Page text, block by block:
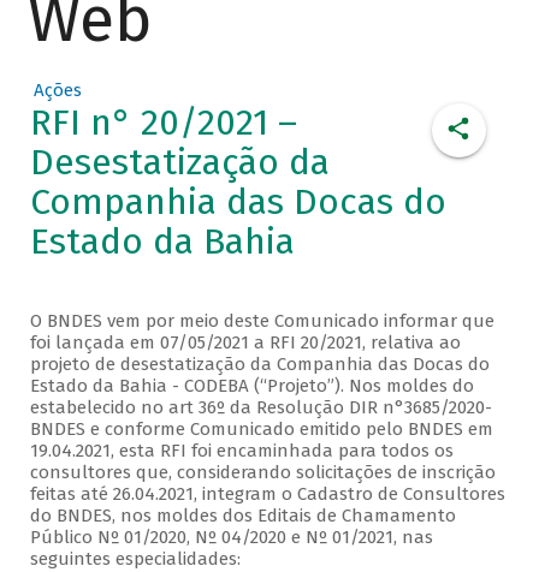
Web
Ações
RFI n° 20/2021 –
Desestatização da
Companhia das Docas do
Estado da Bahia
O BNDES vem por meio deste Comunicado informar que
foi lançada em 07/05/2021 a RFI 20/2021, relativa ao
projeto de desestatização da Companhia das Docas do
Estado da Bahia - CODEBA (“Projeto”). Nos moldes do
estabelecido no art 36º da Resolução DIR n°3685/2020-
BNDES e conforme Comunicado emitido pelo BNDES em
19.04.2021, esta RFI foi encaminhada para todos os
consultores que, considerando solicitações de inscrição
feitas até 26.04.2021, integram o Cadastro de Consultores
do BNDES, nos moldes dos Editais de Chamamento
Público Nº 01/2020, Nº 04/2020 e Nº 01/2021, nas
seguintes especialidades: